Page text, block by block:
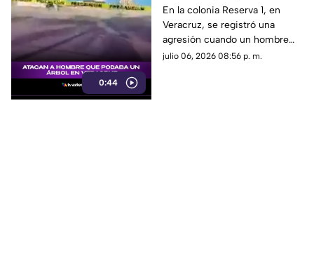
0:44
árbol en Veracruz; esto
se sabe
En la colonia Reserva 1, en
Veracruz, se registró una
agresión cuando un hombre
podaba un árbol. Aquí te
julio 06, 2026 08:56 p. m.